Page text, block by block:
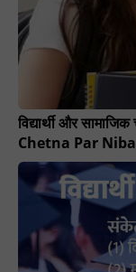
विद्यार्थी और
Chetna Par